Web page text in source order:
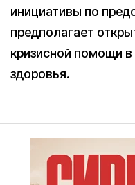
инициативы по
предполагает
кризисной помощи в
здоровья.